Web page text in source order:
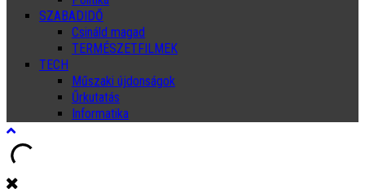
SZABADIDŐ
Csináld magad
TERMÉSZETFILMEK
TECH
Műszaki újdonságok
Űrkutatás
Informatika